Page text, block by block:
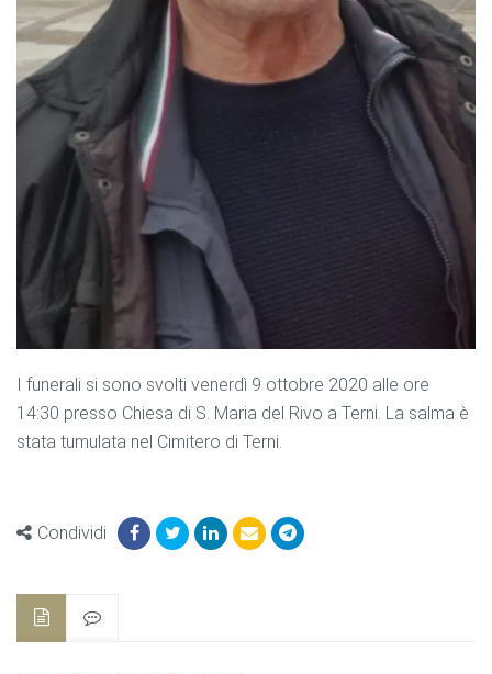
I funerali si sono svolti venerdì 9 ottobre 2020 alle ore
14:30 presso Chiesa di S. Maria del Rivo a Terni. La salma è
stata tumulata nel Cimitero di Terni.
Condividi